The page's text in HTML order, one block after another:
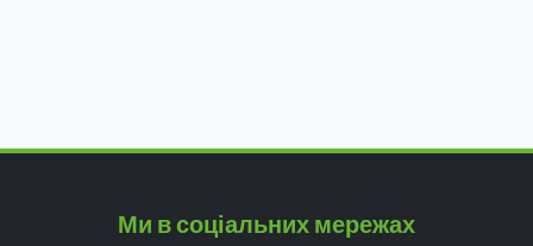
Ми в соціальних мережах